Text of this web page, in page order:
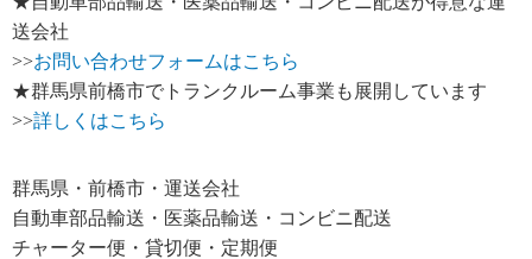
送会社
>>お問い合わせフォームはこちら
★群馬県前橋市でトランクルーム事業も展開しています
>>詳しくはこちら
群馬県・前橋市・運送会社
自動車部品輸送・医薬品輸送・コンビニ配送
チャーター便・貸切便・定期便